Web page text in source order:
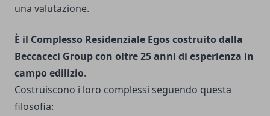
una valutazione.
È il Complesso Residenziale Egos costruito dalla
Beccaceci Group con oltre 25 anni di esperienza in
campo edilizio.
Costruiscono i loro complessi seguendo questa
filosofia: